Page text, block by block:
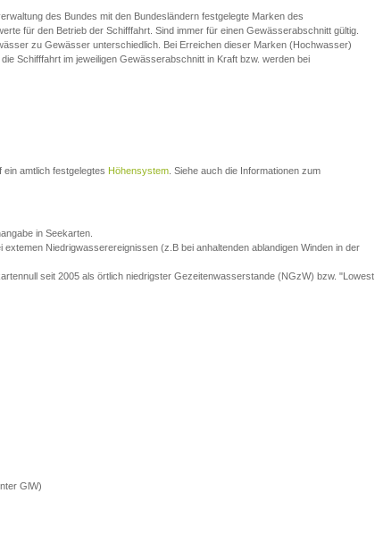
des Bundes mit den Bundesländern festgelegte Marken des
für den Betrieb der Schifffahrt. Sind immer für einen Gewässerabschnitt gültig.
zu Gewässer unterschiedlich. Bei Erreichen dieser Marken (Hochwasser)
Schifffahrt im jeweiligen Gewässerabschnitt in Kraft bzw. werden bei
ein amtlich festgelegtes Höhensystem . Siehe auch die Informationen zum
in Seekarten.
Niedrigwasserereignissen (z.B bei anhaltenden ablandigen Winden in der
seit 2005 als örtlich niedrigster Gezeitenwasserstande (NGzW) bzw. "Lowest
GlW)